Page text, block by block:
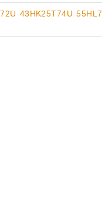
43HK25T74U